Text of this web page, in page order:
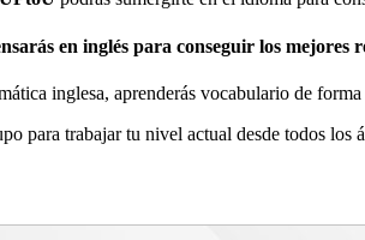
en inglés para conseguir los mejores
inglesa, aprenderás vocabulario de
para trabajar tu nivel actual desde todos